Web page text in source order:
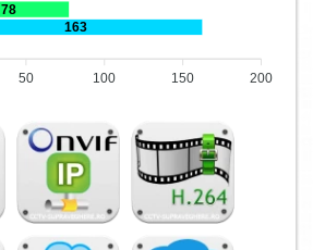
78
163
200
150
100
50